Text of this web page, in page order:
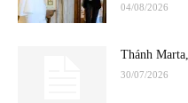
04/08/2026
Thánh
30/07/2026